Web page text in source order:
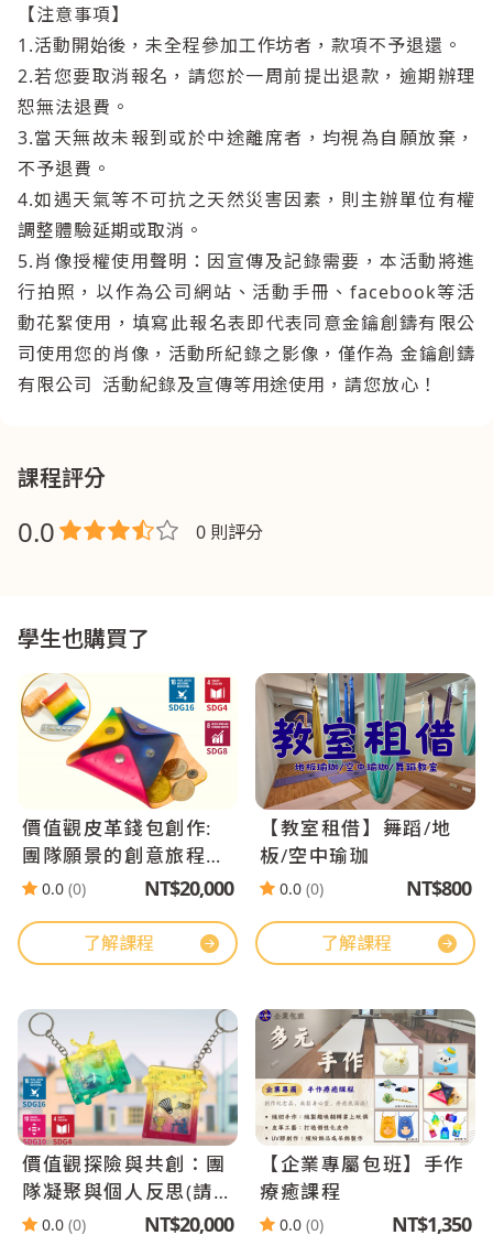
【注意事項】
1.活動開始後，未全程參加工作坊者，款項不予退還。
2.若您要取消報名，請您於一周前提出退款，逾期辦理
恕無法退費。
3.當天無故未報到或於中途離席者，均視為自願放棄，
不予退費。
4.如遇天氣等不可抗之天然災害因素，則主辦單位有權
調整體驗延期或取消。
5.肖像授權使用聲明：因宣傳及記錄需要，本活動將進
行拍照，以作為公司網站、活動手冊、facebook等活
動花絮使用，填寫此報名表即代表同意金鑰創鑄有限公
司使用您的肖像，活動所紀錄之影像，僅作為 金鑰創鑄
有限公司 活動紀錄及宣傳等用途使用，請您放心！
課程評分
0.0 0 則評分
學生也購買了
價值觀皮革錢包創作:
團隊願景的創意旅程
(請加入官方LINE)
0.0 (0) NT$20,000
了解課程
【教室租借】舞蹈/地
板/空中瑜珈
0.0 (0) NT$800
了解課程
價值觀探險與共創：團
隊凝聚與個人反思(請
加入官方LINE)
0.0 (0) NT$20,000
【企業專屬包班】手作
療癒課程
0.0 (0) NT$1,350